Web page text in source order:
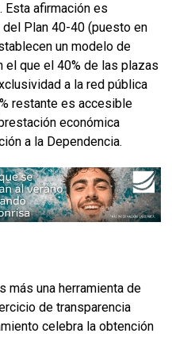
Esta afirmación es
Plan 40-40 (puesto en
un modelo de
el que el 40% de las plazas
a la red pública
restante es accesible
económica
a la Dependencia.
más una herramienta de
de transparencia
celebra la obtención